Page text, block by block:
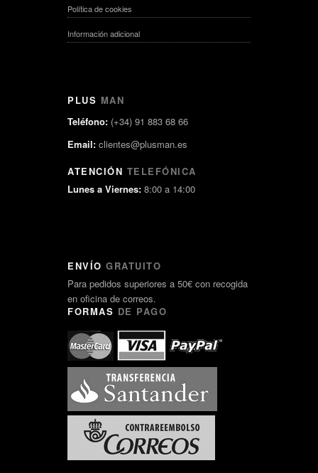
Política de cookies
Información adicional
PLUS MAN
Teléfono: (+34) 91 883 68 66
Email: clientes@plusman.es
ATENCIÓN TELEFÓNICA
Lunes a Viernes: 8:00 a 14:00
ENVÍO GRATUITO
Para pedidos superiores a 50€ con recogida
en oficina de correos.
FORMAS DE PAGO